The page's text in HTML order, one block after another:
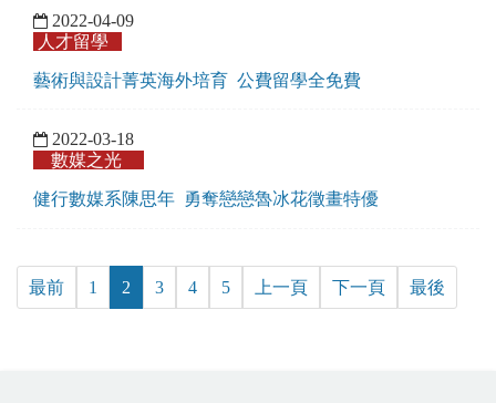
2022-04-09
人才留學
藝術與設計菁英海外培育 公費留學全免費
2022-03-18
數媒之光
健行數媒系陳思年 勇奪戀戀魯冰花徵畫特優
最前 1 2 3 4 5 上一頁 下一頁 最後